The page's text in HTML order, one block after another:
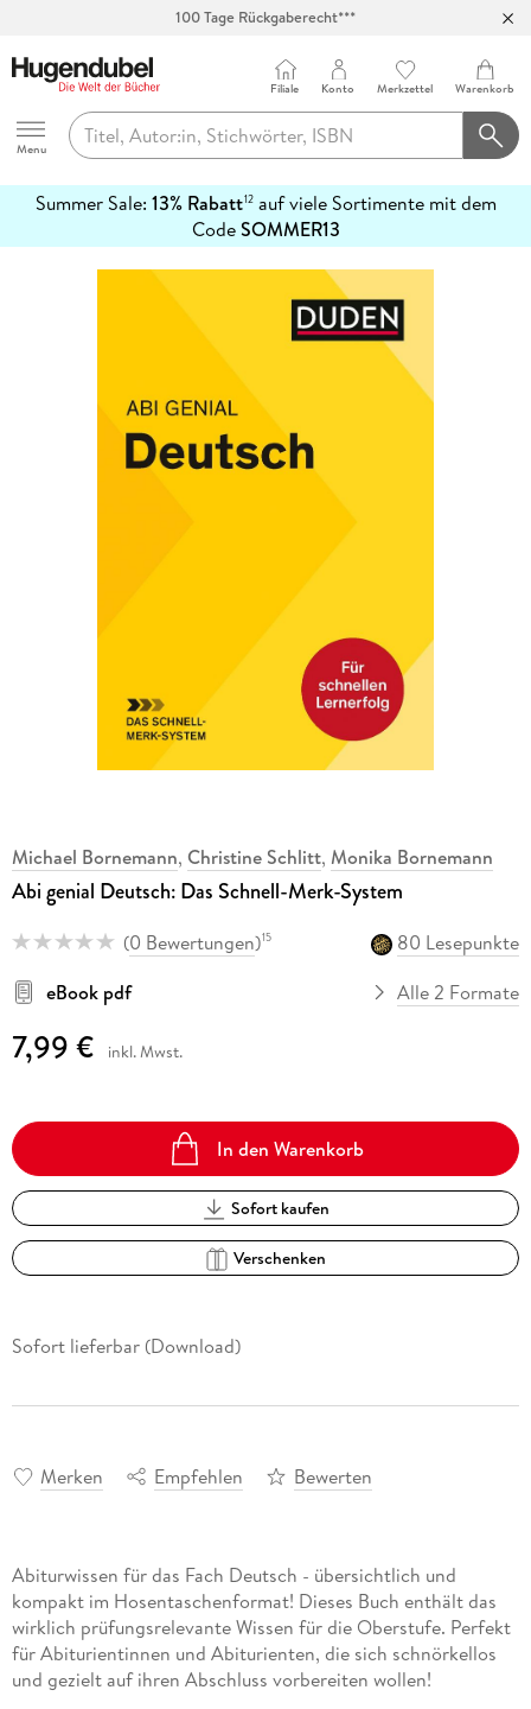
100 Tage Rückgaberecht***
Hugendubel
Menu
Filiale Konto Merkzettel Warenkorb
Summer Sale: 13% Rabatt12auf viele Sortimente mit dem
CodeSOMMER13
erfahren
Michael Bornemann, Christine Schlitt, Monika Bornemann
Abi genial Deutsch: Das Schnell-Merk-System
(0 Bewertungen)15
80 Lesepunkte
eBook pdf
Alle 2 Formate
7,99 € inkl. Mwst.
In den Warenkorb
Sofort kaufen
Verschenken
Sofort lieferbar (Download)
Merken Empfehlen Bewerten
Abiturwissen für das Fach Deutsch - übersichtlich und
kompakt im Hosentaschenformat! Dieses Buch enthält das
wirklich prüfungsrelevante Wissen für die Oberstufe. Perfekt
für Abiturientinnen und Abiturienten, die sich schnörkellos
und gezielt auf ihren Abschluss vorbereiten wollen!